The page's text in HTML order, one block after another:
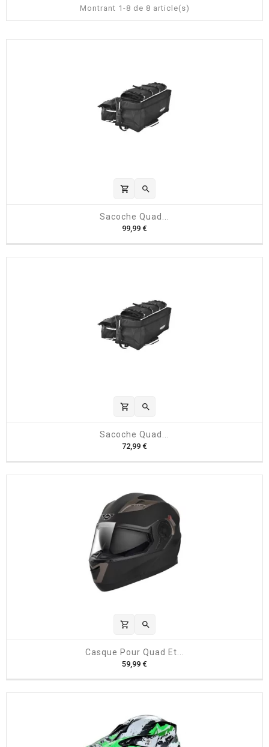
Montrant 1-8 de 8 article(s)
shopping_cart 
Sacoche Quad...
99,99 €
x
shopping_cart 
Sacoche Quad...
72,99 €
x
shopping_cart 
Casque Pour Quad Et...
59,99 €
x